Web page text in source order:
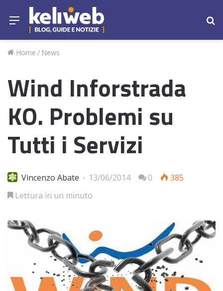
Menu
Home / News
Wind Inforstrada
KO. Problemi su
Tutti i Servizi
Vincenzo Abate 13/06/2014 0
385
Lettura in un minuto